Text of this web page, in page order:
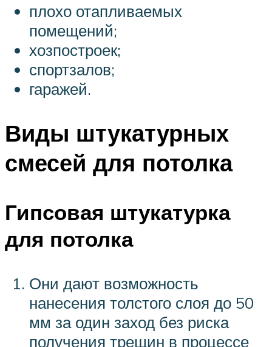
плохо отапливаемых
помещений;
хозпостроек;
спортзалов;
гаражей.
Виды штукатурных
смесей для потолка
Гипсовая штукатурка
для потолка
Они дают возможность
нанесения толстого слоя до 50
мм за один заход без риска
получения трещин в процессе